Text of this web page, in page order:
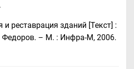
и реставрация зданий [Текст] :
Федоров. – М. : Инфра-М, 2006.